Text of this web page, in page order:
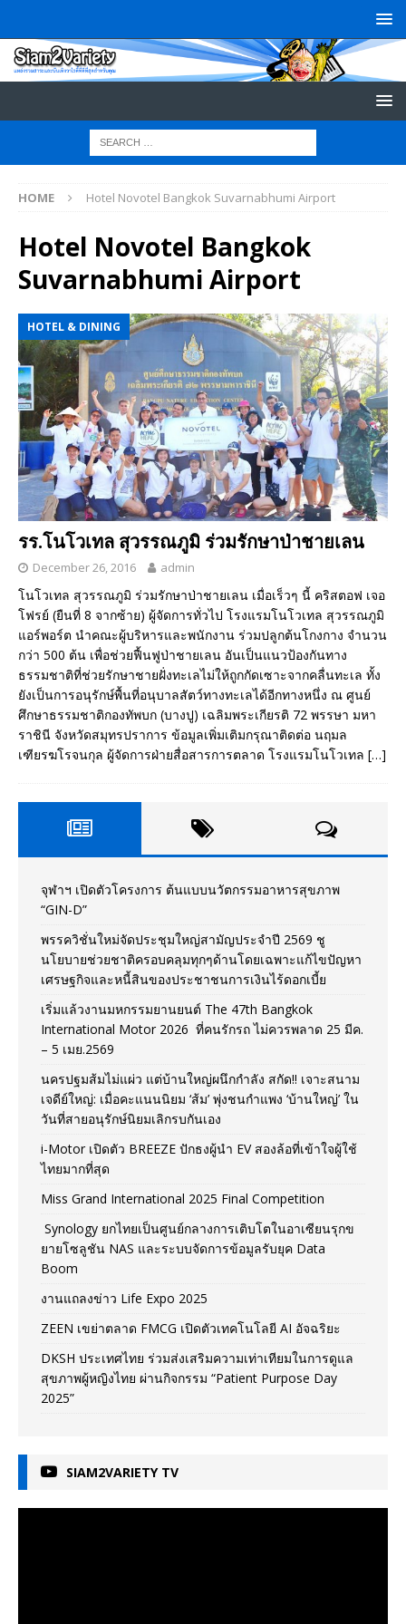
HOME Hotel Novotel Bangkok Suvarnabhumi Airport
Hotel Novotel Bangkok
Suvarnabhumi Airport
HOTEL & DINING
รร.โนโวเทล สุวรรณภูมิ ร่วมรักษาป่าชายเลน
December 26, 2016 admin
โนโวเทล สุวรรณภูมิ ร่วมรักษาป่าชายเลน เมื่อเร็วๆ นี้ คริสตอฟ เจอ
โฟรย์ (ยืนที่ 8 จากซ้าย) ผู้จัดการทั่วไป โรงแรมโนโวเทล สุวรรณภูมิ
แอร์พอร์ต นำคณะผู้บริหารและพนักงาน ร่วมปลูกต้นโกงกาง จำนวน
กว่า 500 ต้น เพื่อช่วยฟื้นฟูป่าชายเลน อันเป็นแนวป้องกันทาง
ธรรมชาติที่ช่วยรักษาชายฝั่งทะเลไม่ให้ถูกกัดเซาะจากคลื่นทะเล ทั้ง
ยังเป็นการอนุรักษ์พื้นที่อนุบาลสัตว์ทางทะเลได้อีกทางหนึ่ง ณ ศูนย์
ศึกษาธรรมชาติกองทัพบก (บางปู) เฉลิมพระเกียรติ 72 พรรษา มหา
ราชินี จังหวัดสมุทรปราการ ข้อมูลเพิ่มเติมกรุณาติดต่อ นฤมล
เฑียรฆโรจนกุล ผู้จัดการฝ่ายสื่อสารการตลาด โรงแรมโนโวเทล […]
จุฬาฯ เปิดตัวโครงการ ต้นแบบนวัตกรรมอาหารสุขภาพ
“GIN-D”
พรรควิชั่นใหม่จัดประชุมใหญ่สามัญประจำปี 2569 ชู
นโยบายช่วยชาติครอบคลุมทุกๆด้านโดยเฉพาะแก้ไขปัญหา
เศรษฐกิจและหนี้สินของประชาชนการเงินไร้ดอกเบี้ย
เริ่มแล้วงานมหกรรมยานยนต์ The 47th Bangkok
International Motor 2026 ที่คนรักรถ ไม่ควรพลาด 25 มีค.
– 5 เมย.2569
นครปฐมส้มไม่แผ่ว แต่บ้านใหญ่ผนึกกำลัง สกัด!! เจาะสนาม
เจดีย์ใหญ่: เมื่อคะแนนนิยม ‘ส้ม’ พุ่งชนกำแพง ‘บ้านใหญ่’ ใน
วันที่สายอนุรักษ์นิยมเลิกรบกันเอง
i-Motor เปิดตัว BREEZE ปักธงผู้นำ EV สองล้อที่เข้าใจผู้ใช้
ไทยมากที่สุด
Miss Grand International 2025 Final Competition
Synology ยกไทยเป็นศูนย์กลางการเติบโตในอาเซียนรุกข
ยายโซลูชัน NAS และระบบจัดการข้อมูลรับยุค Data
Boom
งานแถลงข่าว Life Expo 2025
ZEEN เขย่าตลาด FMCG เปิดตัวเทคโนโลยี AI อัจฉริยะ
DKSH ประเทศไทย ร่วมส่งเสริมความเท่าเทียมในการดูแล
สุขภาพผู้หญิงไทย ผ่านกิจกรรม “Patient Purpose Day
2025”
SIAM2VARIETY TV